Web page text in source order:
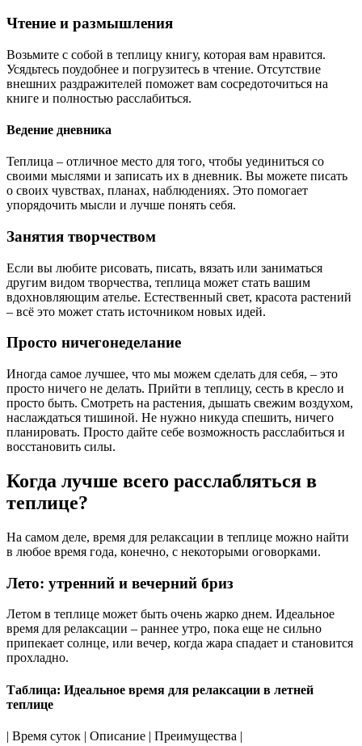
Чтение и размышления
Возьмите с собой в теплицу книгу, которая вам нравится.
Усядьтесь поудобнее и погрузитесь в чтение. Отсутствие
внешних раздражителей поможет вам сосредоточиться на
книге и полностью расслабиться.
Ведение дневника
Теплица – отличное место для того, чтобы уединиться со
своими мыслями и записать их в дневник. Вы можете писать
о своих чувствах, планах, наблюдениях. Это помогает
упорядочить мысли и лучше понять себя.
Занятия творчеством
Если вы любите рисовать, писать, вязать или заниматься
другим видом творчества, теплица может стать вашим
вдохновляющим ателье. Естественный свет, красота растений
– всё это может стать источником новых идей.
Просто ничегонеделание
Иногда самое лучшее, что мы можем сделать для себя, – это
просто ничего не делать. Прийти в теплицу, сесть в кресло и
просто быть. Смотреть на растения, дышать свежим воздухом,
наслаждаться тишиной. Не нужно никуда спешить, ничего
планировать. Просто дайте себе возможность расслабиться и
восстановить силы.
Когда лучше всего расслабляться в
теплице?
На самом деле, время для релаксации в теплице можно найти
в любое время года, конечно, с некоторыми оговорками.
Лето: утренний и вечерний бриз
Летом в теплице может быть очень жарко днем. Идеальное
время для релаксации – раннее утро, пока еще не сильно
припекает солнце, или вечер, когда жара спадает и становится
прохладно.
Таблица: Идеальное время для релаксации в летней
теплице
| Время суток | Описание | Преимущества |